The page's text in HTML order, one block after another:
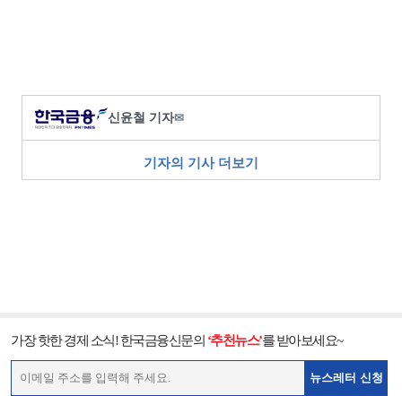
신윤철 기자✉
기자의 기사 더보기
가장 핫한 경제 소식! 한국금융신문의 ‘추천뉴스’를 받아보세요~
뉴스레터 신청